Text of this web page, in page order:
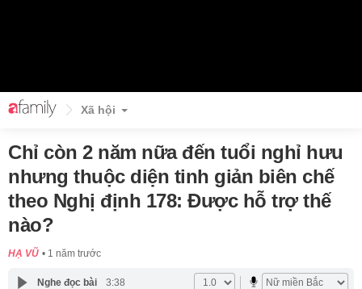
Xã hội
Chỉ còn 2 năm nữa đến tuổi nghỉ hưu
nhưng thuộc diện tinh giản biên chế
theo Nghị định 178: Được hỗ trợ thế
nào?
HẠ VŨ 1 năm trước
Nghe đọc bài 3:38